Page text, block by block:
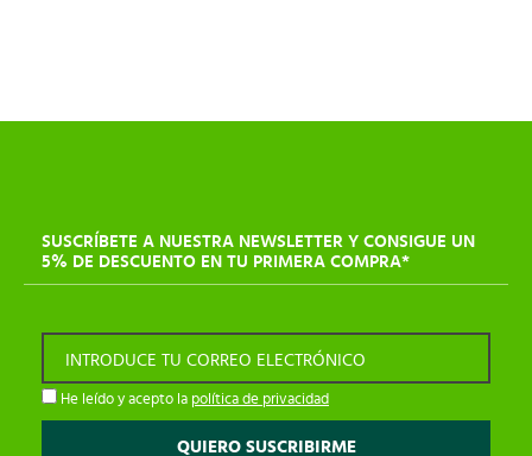
SUSCRÍBETE A NUESTRA NEWSLETTER Y CONSIGUE UN
5% DE DESCUENTO EN TU PRIMERA COMPRA*
INTRODUCE TU CORREO ELECTRÓNICO
He leído y acepto la política de privacidad